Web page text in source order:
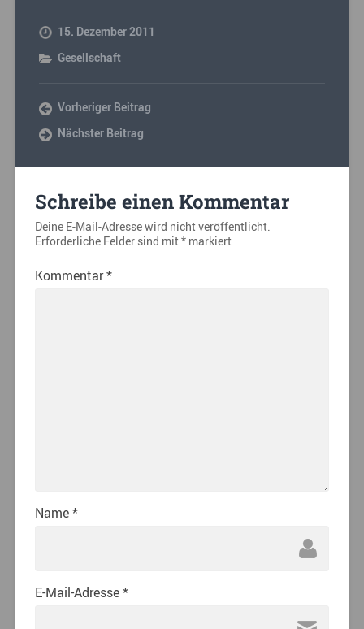
15. Dezember 2011
Gesellschaft
Vorheriger Beitrag
Nächster Beitrag
Schreibe einen Kommentar
Deine E-Mail-Adresse wird nicht veröffentlicht.
Erforderliche Felder sind mit*markiert
Kommentar*
Name*
E-Mail-Adresse*